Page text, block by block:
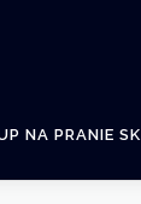
NA PRANIE SK